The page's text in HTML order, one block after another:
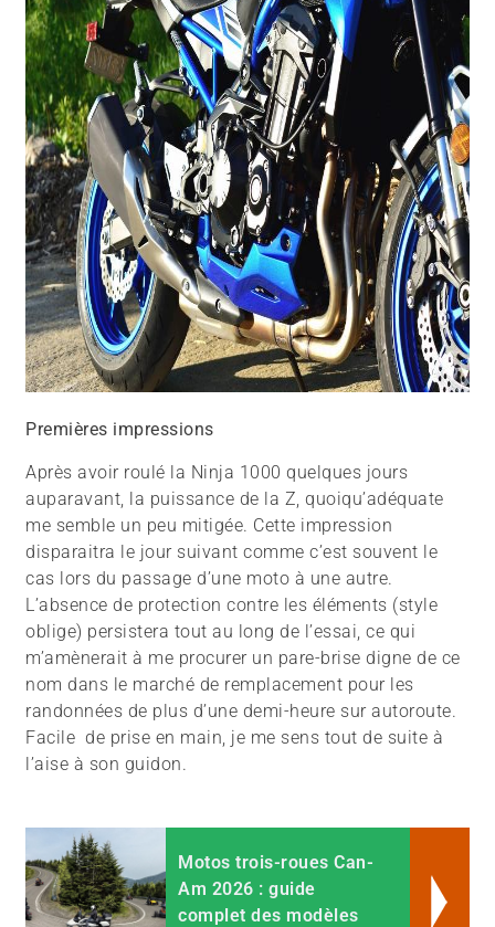
Premières impressions
Après avoir roulé la Ninja 1000 quelques jours
auparavant, la puissance de la Z, quoiqu’adéquate
me semble un peu mitigée. Cette impression
disparaitra le jour suivant comme c’est souvent le
cas lors du passage d’une moto à une autre.
L’absence de protection contre les éléments (style
oblige) persistera tout au long de l’essai, ce qui
m’amènerait à me procurer un pare-brise digne de ce
nom dans le marché de remplacement pour les
randonnées de plus d’une demi-heure sur autoroute.
Facile de prise en main, je me sens tout de suite à
l’aise à son guidon.
Motos trois-roues Can-
Am 2026 : guide
complet des modèles